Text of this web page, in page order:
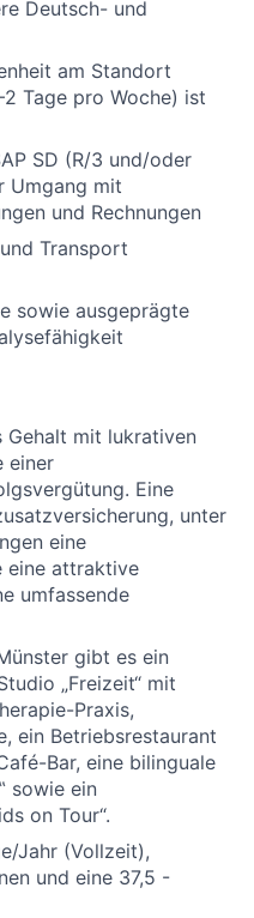
Deutsch- und
am Standort
Tage pro Woche) ist
SD (R/3 und/oder
Umgang mit
und Rechnungen
Transport
sowie ausgeprägte
mit lukrativen
einer
Eine
unter
eine
eine attraktive
umfassende
gibt es ein
„Freizeit“ mit
Praxis,
ein Betriebsrestaurant
Bar, eine bilinguale
sowie ein
on Tour“.
Jahr (Vollzeit),
und eine 37,5 -